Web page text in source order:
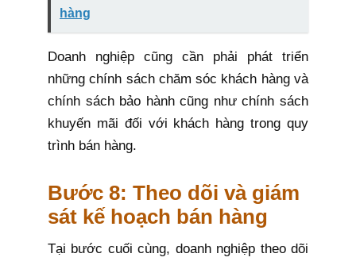
hàng
Doanh nghiệp cũng cần phải phát triển
những chính sách chăm sóc khách hàng và
chính sách bảo hành cũng như chính sách
khuyến mãi đối với khách hàng trong quy
trình bán hàng.
Bước 8: Theo dõi và giám
sát kế hoạch bán hàng
Tại bước cuối cùng, doanh nghiệp theo dõi